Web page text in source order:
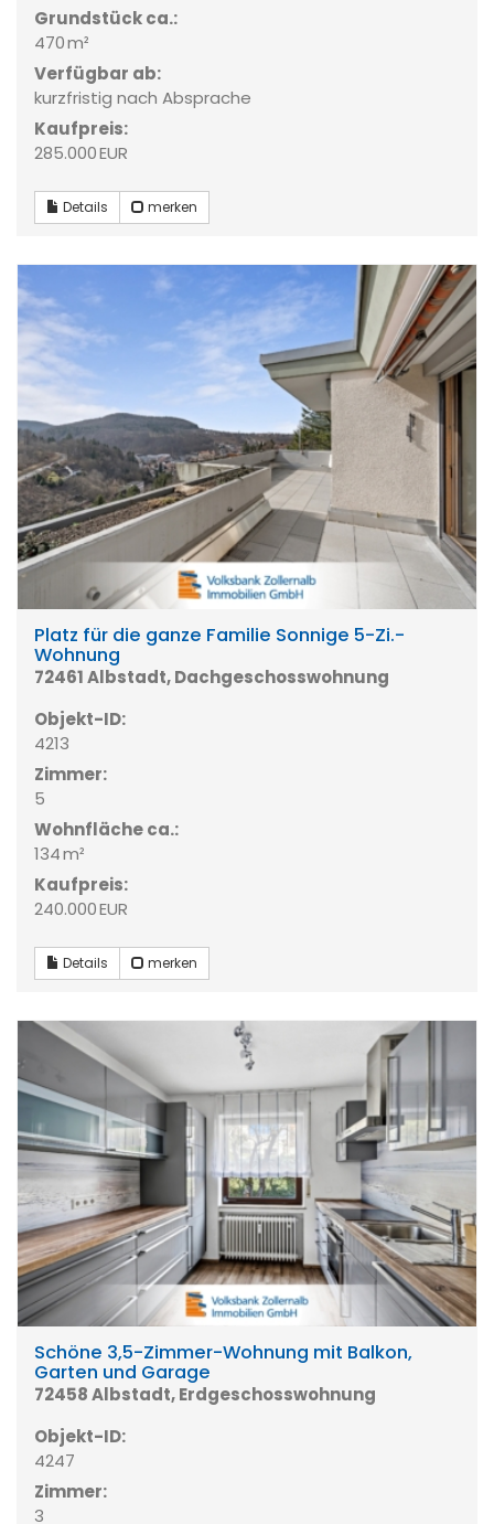
Grund­stück ca.:
470 m²
Verfügbar ab:
kurzfristig nach Absprache
Kaufpreis:
285.000 EUR
Details merken
Platz für die ganze Familie Sonnige 5-Zi.-
Wohnung
72461 Albstadt, Dachgeschosswohnung
Objekt-ID:
4213
Zimmer:
5
Wohnfläche ca.:
134 m²
Kaufpreis:
240.000 EUR
Details merken
Schöne 3,5-Zimmer-Wohnung mit Balkon,
Garten und Garage
72458 Albstadt, Erdgeschosswohnung
Objekt-ID:
4247
Zimmer:
3